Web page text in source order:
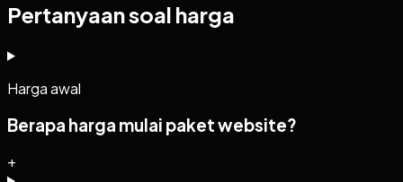
Pertanyaan soal harga
Harga awal
Berapa harga mulai paket website?
+